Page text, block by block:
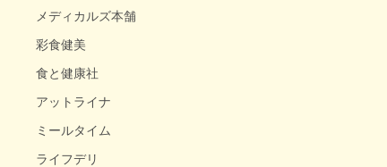
メディカルズ本舗
彩食健美
食と健康社
アットライナ
ミールタイム
ライフデリ